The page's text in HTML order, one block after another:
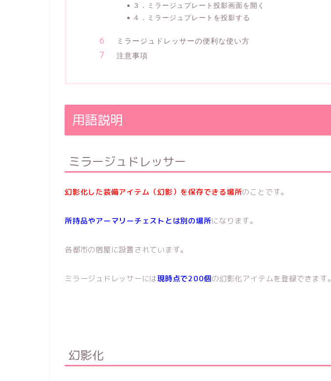
３．ミラージュプレート投影画面を開く
４．ミラージュプレートを投影する
ミラージュドレッサーの便利な使い方
注意事項
用語説明
ミラージュドレッサー
幻影化した装備アイテム（幻影）を保存できる場所のことです。
所持品やアーマリーチェストとは別の場所になります。
各都市の宿屋に設置されています。
ミラージュドレッサーには現時点で200個の幻影化アイテムを登録できます。
幻影化